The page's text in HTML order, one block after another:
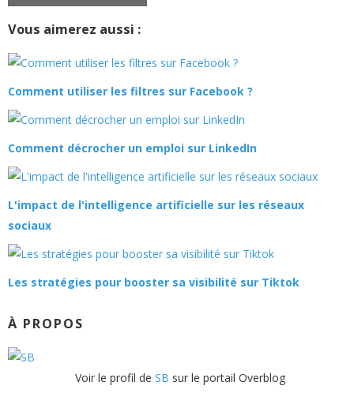
Vous aimerez aussi :
Comment utiliser les filtres sur Facebook ?
Comment décrocher un emploi sur LinkedIn
L'impact de l'intelligence artificielle sur les réseaux
sociaux
Les stratégies pour booster sa visibilité sur Tiktok
À PROPOS
Voir le profil de SB sur le portail Overblog